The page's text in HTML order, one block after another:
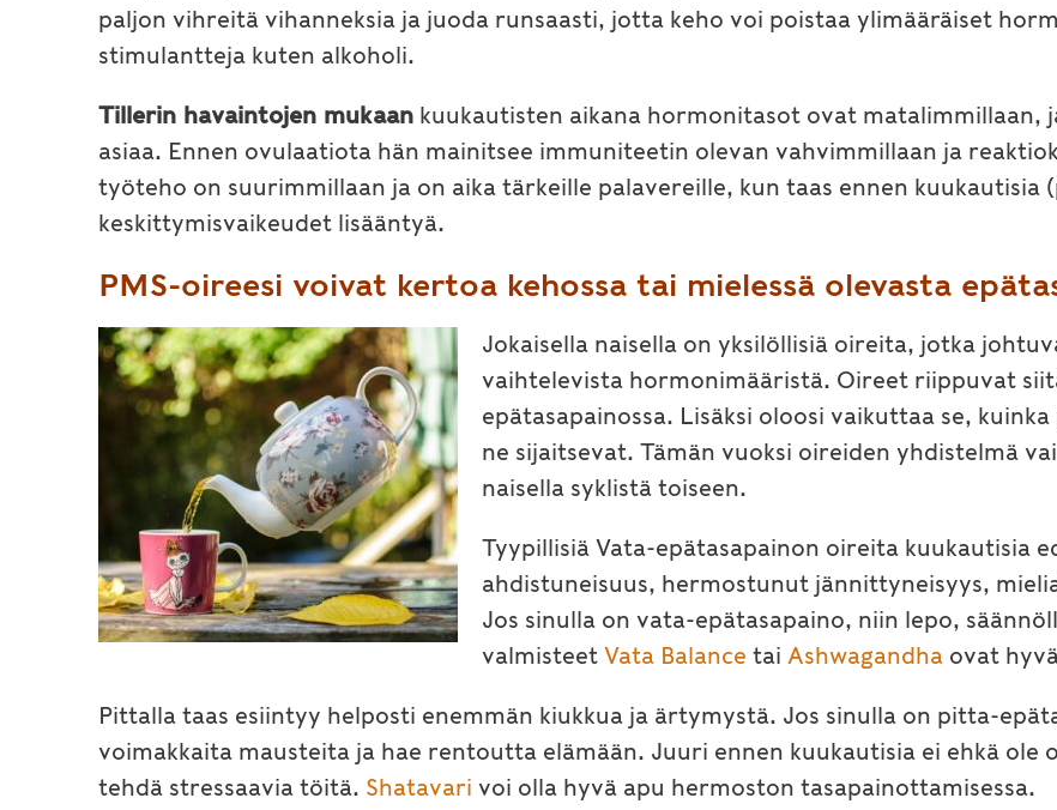
paljon vihreitä vihanneksia ja juoda runsaasti, jotta keho voi poistaa ylimääräiset
stimulantteja kuten alkoholi.
Tillerin havaintojen mukaan kuukautisten aikana hormonitasot ovat
asiaa. Ennen ovulaatiota hän mainitsee immuniteetin olevan vahvimmillaan ja
työteho on suurimmillaan ja on aika tärkeille palavereille, kun taas ennen
keskittymisvaikeudet lisääntyä.
PMS-oireesi voivat kertoa kehossa tai mielessä olevasta
Jokaisella naisella on yksilöllisiä oireita, jotka
vaihtelevista hormonimääristä. Oireet riippuvat
epätasapainossa. Lisäksi oloosi vaikuttaa se,
ne sijaitsevat. Tämän vuoksi oireiden yhdistelmä
naisella syklistä toiseen.
Tyypillisiä Vata-epätasapainon oireita kuukautisia
ahdistuneisuus, hermostunut jännittyneisyys,
Jos sinulla on vata-epätasapaino, niin lepo,
valmisteet Vata Balance tai Ashwagandha ovat
Pittalla taas esiintyy helposti enemmän kiukkua ja ärtymystä. Jos sinulla on pitta-
voimakkaita mausteita ja hae rentoutta elämään. Juuri ennen kuukautisia ei ehkä ole
tehdä stressaavia töitä. Shatavari voi olla hyvä apu hermoston tasapainottamisessa.